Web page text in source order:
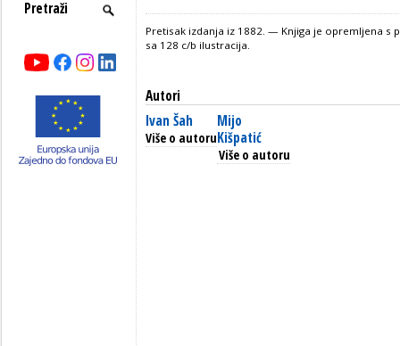
Pretisak izdanja iz 1882. — Knjiga je opremljena s
sa 128 c/b ilustracija.
Autori
Ivan Šah
Više o autoru
Mijo
Kišpatić
Više o autoru